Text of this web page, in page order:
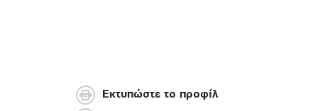
Εκτυπώστε το προφίλ